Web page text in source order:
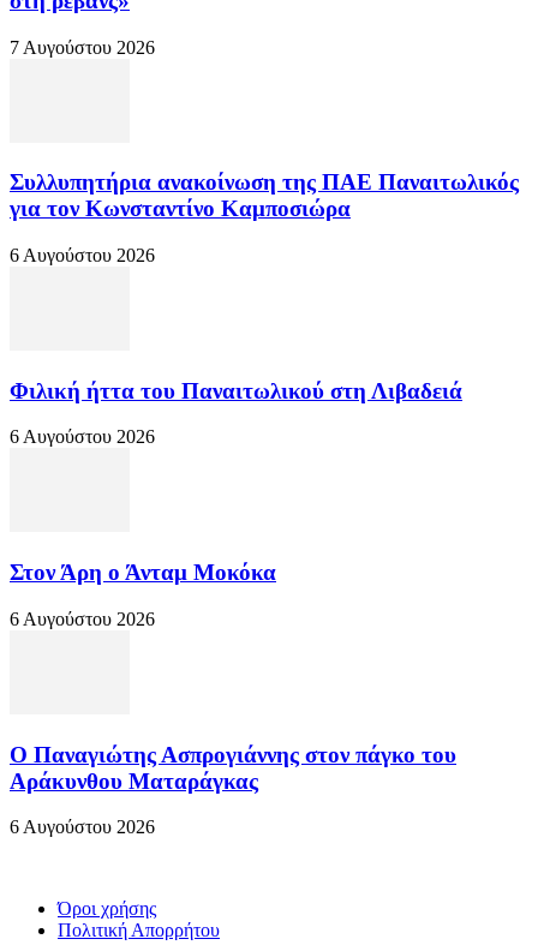
7 Αυγούστου 2026
Συλλυπητήρια ανακοίνωση της ΠΑΕ Παναιτωλικός
για τον Κωνσταντίνο Καμποσιώρα
6 Αυγούστου 2026
Φιλική ήττα του Παναιτωλικού στη Λιβαδειά
6 Αυγούστου 2026
Στον Άρη ο Άνταμ Μοκόκα
6 Αυγούστου 2026
Ο Παναγιώτης Ασπρογιάννης στον πάγκο του
Αράκυνθου Ματαράγκας
6 Αυγούστου 2026
Όροι χρήσης
Πολιτική Απορρήτου